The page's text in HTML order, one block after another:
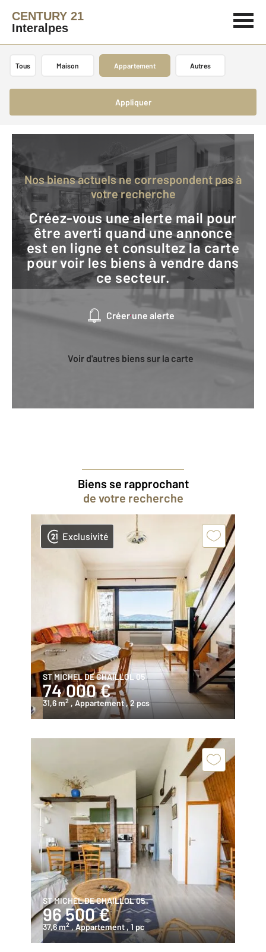
CENTURY 21
Interalpes
Tous Maison Appartement Autres
Appliquer
Nos biens actuels ne correspondent pas à
votre recherche
Créez-vous une alerte mail pour
être averti quand une annonce
est en ligne et consultez la carte
pour voir les biens à vendre dans
ce secteur.
Créer une alerte
Voir d'autres biens sur la carte
Biens se rapprochant
de votre recherche
Exclusivité
ST MICHEL DE CHAILLOL 05
74 000 €
31,6 m2 , Appartement, 2 pcs
ST MICHEL DE CHAILLOL 05
96 500 €
37,6 m2 , Appartement , 1 pc